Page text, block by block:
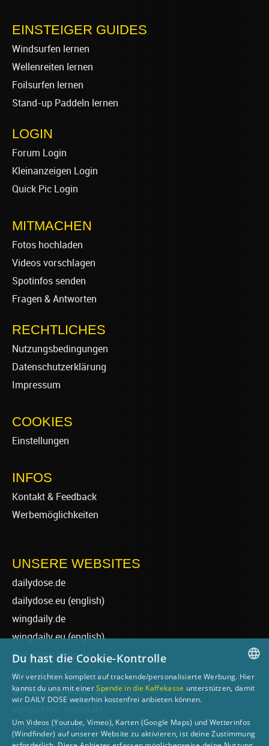
EINSTEIGER GUIDES
Windsurfen lernen
Wellenreiten lernen
Foilsurfen lernen
Stand-up Paddeln lernen
LOGIN
Forum Login
Kleinanzeigen Login
Quick Pic Login
MITMACHEN
Fotos hochladen
Videos vorschlagen
Spotinfos senden
Fragen & Antworten
RECHTLICHES
Nutzungsbedingungen
Datenschutzerklärung
Impressum
COOKIES
Einstellungen
INFOS
Kontakt & Feedback
Werbemöglichkeiten
UNSERE WEBSITES
dailydose.de
dailydose.eu (english)
wingdaily.de
wingdaily.eu(english)
dailydose-shop.de
windsurfen-lernen.de
wellenreiten-lernen.de
surfen-lernen.de
GERMAN
Du hast die Cookie-Kontrolle
Wir verzichten komplett auf trackende/personalisierte Werbung. Hier
kannst du uns mit einerSpende in die Kaffekasse unterstützen, damit
wir DAILY DOSE weiterhin kostenfrei anbieten können.
Um Videos (Youtube, Vimeo), Karten (Google Maps) und Wetterinfos
(Windfinder) auf unserer Website zu aktivieren, ist deine Zustimmung